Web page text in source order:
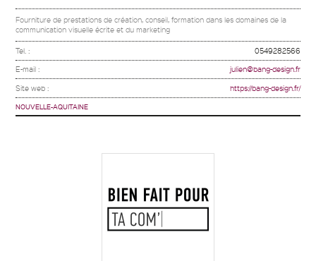
Fourniture de prestations de création, conseil, formation dans les domaines de la
communication visuelle écrite et du marketing
Tel. : 0549282566
E-mail : julien@bang-design.fr
Site web : https://bang-design.fr/
NOUVELLE-AQUITAINE